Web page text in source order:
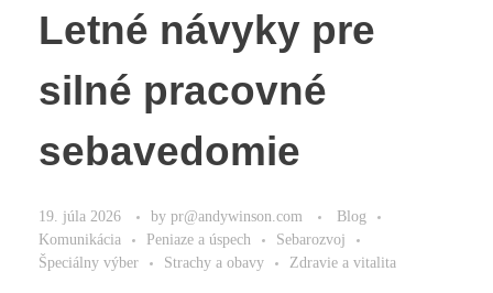
Letné návyky pre
silné pracovné
sebavedomie
19. júla 2026 by pr@andywinson.com
Blog
Komunikácia
Peniaze a úspech
Sebarozvoj
Špeciálny výber
Strachy a obavy Zdravie a vitalita